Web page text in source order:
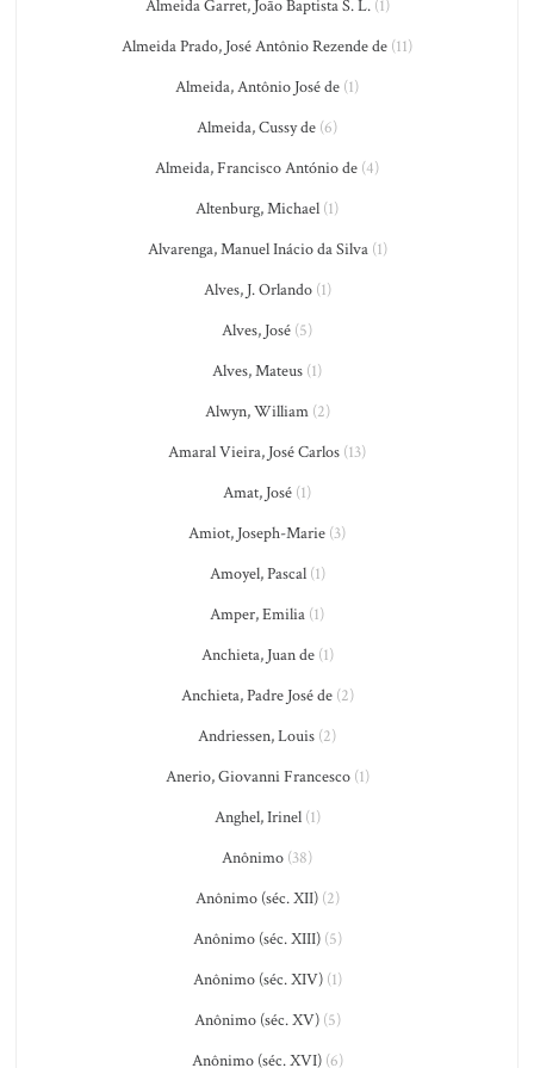
Almeida Garret, João Baptista S. L.(1)
Almeida Prado, José Antônio Rezende de (11)
Almeida, Antônio José de (1)
Almeida, Cussy de (6)
Almeida, Francisco António de (4)
Altenburg, Michael (1)
Alvarenga, Manuel Inácio da Silva(1)
Alves, J. Orlando(1)
Alves, José (5)
Alves, Mateus (1)
Alwyn, William(2)
Amaral Vieira, José Carlos (13)
Amat, José (1)
Amiot, Joseph-Marie (3)
Amoyel, Pascal(1)
Amper, Emilia (1)
Anchieta, Juan de(1)
Anchieta, Padre José de(2)
Andriessen, Louis (2)
Anerio, Giovanni Francesco(1)
Anghel, Irinel(1)
Anônimo (38)
Anônimo (séc. XII)(2)
Anônimo (séc. XIII)(5)
Anônimo (séc. XIV)(1)
Anônimo (séc. XV)(5)
Anônimo (séc. XVI)(6)